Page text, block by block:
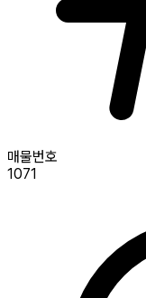
매물번호
1071